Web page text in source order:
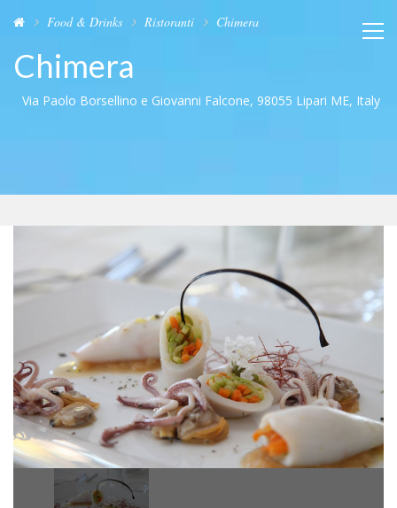
Food & Drinks Ristoranti Chimera
Chimera
Via Paolo Borsellino e Giovanni Falcone, 98055 Lipari ME, Italy